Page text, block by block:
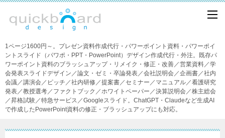
1ページ1600円～。プレゼン資料作成代行・パワーポイント資料・パワーポイ
ントスライド（パワポ・PPT・PowerPoint）デザイン作成代行・外注。既存パ
ワーポイント資料のブラッシュアップ・リメイク・修正・改善／営業資料／学
会発表スライドデザイン／論文・ゼミ・卒論発表／会社説明会／企画書／社内
会議／講演会／ピッチ／社内研修／提案書／セミナー／マニュアル／看護研究
発表／教授選考／ファクトブック／ホワイトペーパー／決算説明会／株主総会
／昇格試験／特急サービス／Googleスライド。ChatGPT・Claudeなど生成AI
で作成したPowerPoint資料の修正・ブラッシュアップにも対応。